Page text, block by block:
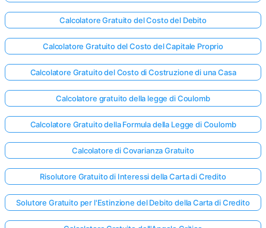
Calcolatore Gratuito del Costo del Debito
Calcolatore Gratuito del Costo del Capitale Proprio
Calcolatore Gratuito del Costo di Costruzione di una Casa
Calcolatore gratuito della legge di Coulomb
Calcolatore Gratuito della Formula della Legge di Coulomb
Calcolatore di Covarianza Gratuito
Risolutore Gratuito di Interessi della Carta di Credito
Solutore Gratuito per l'Estinzione del Debito della Carta di Credito